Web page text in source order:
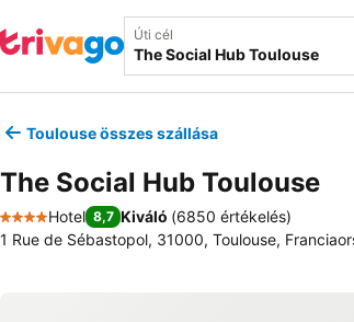
Úti cél
Toulouse összes szállása
The Social Hub Toulouse
4 Kategória
Hotel 8,7 Kiváló (6850 értékelés)
1 Rue de Sébastopol, 31000, Toulouse,